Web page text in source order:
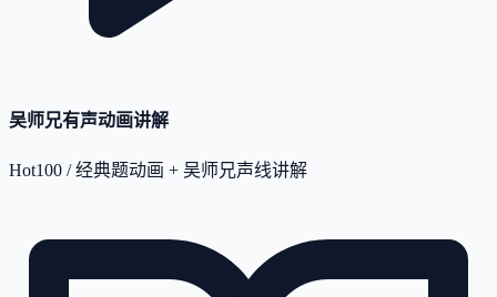
吴师兄有声动画讲解
Hot100 / 经典题动画 + 吴师兄声线讲解